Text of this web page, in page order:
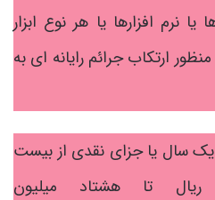
نرم افزارها یا هر نوع ابزار
ارتکاب جرائم رایانه ای به
سال یا جزای نقدی از بیست
(20/000/000) ریال تا هشتاد میلیون